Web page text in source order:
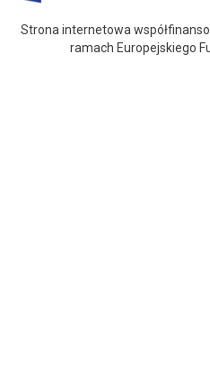
Strona internetowa
ramach Europejskiego